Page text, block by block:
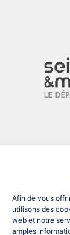
Afin de vous
utilisons des
web et notre
amples